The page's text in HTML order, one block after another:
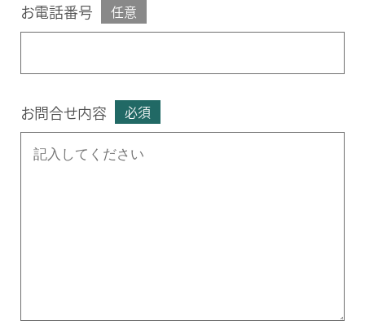
お電話番号 任意
お問合せ内容 必須